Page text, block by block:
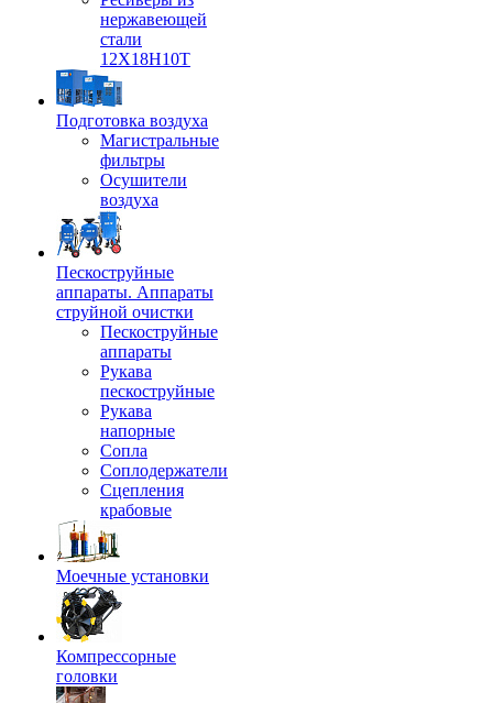
нержавеющей
стали
12Х18Н10Т
Подготовка воздуха
Магистральные
фильтры
Осушители
воздуха
Пескоструйные
аппараты. Аппараты
струйной очистки
Пескоструйные
аппараты
Рукава
пескоструйные
Рукава
напорные
Сопла
Соплодержатели
Сцепления
крабовые
Моечные установки
Компрессорные
головки